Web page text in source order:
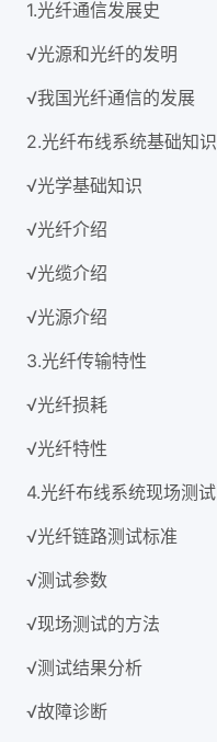
1.光纤通信发展史
√光源和光纤的发明
√我国光纤通信的发展
2.光纤布线系统基础知识
√光学基础知识
√光纤介绍
√光缆介绍
√光源介绍
3.光纤传输特性
√光纤损耗
√光纤特性
4.光纤布线系统现场测试
√光纤链路测试标准
√测试参数
√现场测试的方法
√测试结果分析
√故障诊断